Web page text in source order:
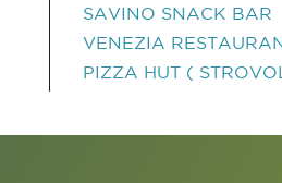
SAVINO SNACK BAR
VENEZIA
PIZZA HUT (